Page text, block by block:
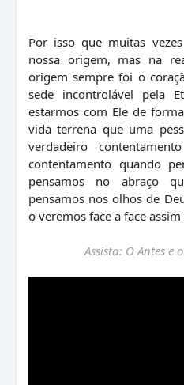
Por isso que muitas
nossa origem, mas na
origem sempre foi o
sede incontrolável pela
estarmos com Ele de
vida terrena que uma
verdadeiro
contentamento quando
pensamos no abraço
pensamos nos olhos de
o veremos face a face assim
Assista: O Antes e